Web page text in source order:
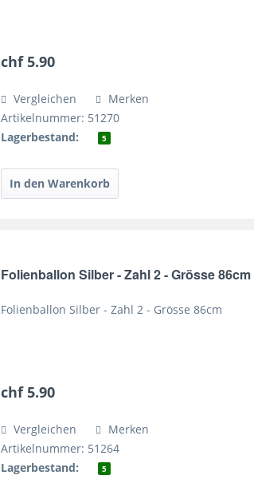
chf 5.90
Vergleichen
Merken
Artikelnummer: 51270
Lagerbestand:
5
Folienballon Silber - Zahl 2 - Grösse 86cm
Folienballon Silber - Zahl 2 - Grösse 86cm
chf 5.90
Vergleichen
Merken
Artikelnummer: 51264
Lagerbestand:
5